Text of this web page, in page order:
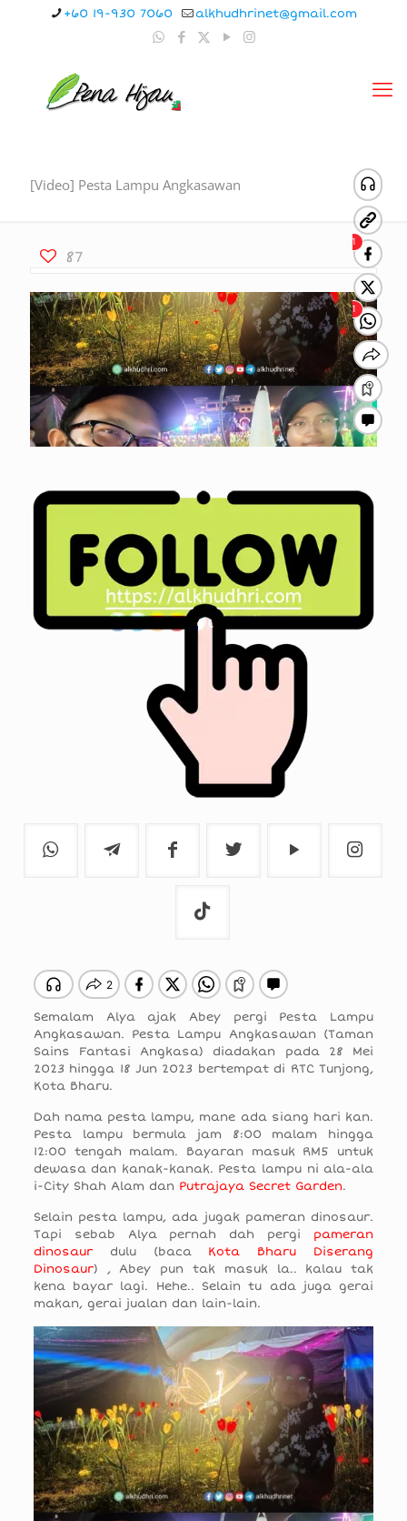
+60 19-930 7060 alkhudhrinet@gmail.com
[Video] Pesta Lampu Angkasawan
87
Semalam Alya ajak Abey pergi Pesta Lampu
Angkasawan. Pesta Lampu Angkasawan (Taman
Sains Fantasi Angkasa) diadakan pada 28 Mei
2023 hingga 18 Jun 2023 bertempat di RTC Tunjong,
Kota Bharu.
Dah nama pesta lampu, mane ada siang hari kan.
Pesta lampu bermula jam 8:00 malam hingga
12:00 tengah malam. Bayaran masuk RM5 untuk
dewasa dan kanak-kanak. Pesta lampu ni ala-ala
i-City Shah Alam dan Putrajaya Secret Garden.
Selain pesta lampu, ada jugak pameran dinosaur.
Tapi sebab Alya pernah dah pergi pameran
dinosaurdulu (baca Kota Bharu Diserang
Dinosaur) , Abey pun tak masuk la.. kalau tak
kena bayar lagi. Hehe.. Selain tu ada juga gerai
makan, gerai jualan dan lain-lain.